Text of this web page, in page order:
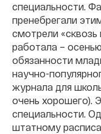
специальности.
пренебрегали
смотрели «сквозь
работала –
обязанности
научно-
журнала для
очень хорошего).
специальности.
штатному